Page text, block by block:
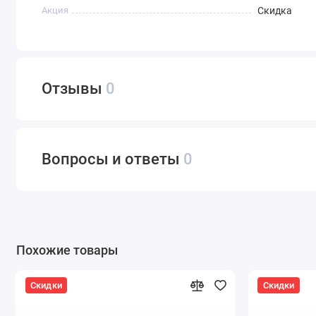
Акция Скидка
Отзывы 0
Вопросы и ответы 0
Похожие товары
Скидки Скидки